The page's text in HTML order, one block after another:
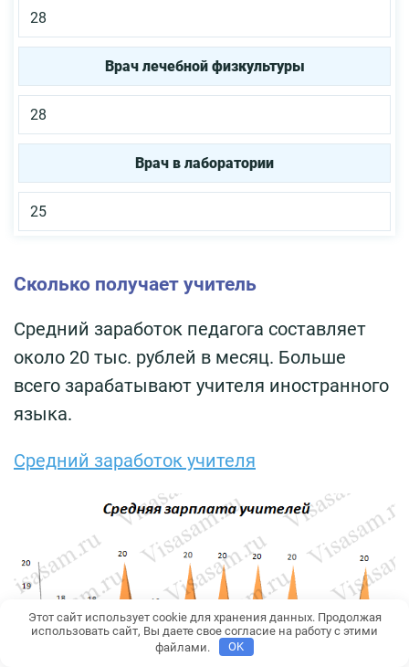
28
Врач лечебной физкультуры
28
Врач в лаборатории
25
Сколько получает учитель
Средний заработок педагога составляет
около 20 тыс. рублей в месяц. Больше
всего зарабатывают учителя иностранного
языка.
Средний заработок учителя
Этот сайт использует cookie для хранения данных. Продолжая
использовать сайт, Вы даете свое согласие на работу с этими
файлами.
OK